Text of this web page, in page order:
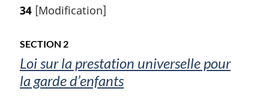
34 [Modification]
SECTION 2
Loi sur la prestation universelle pour
la garde d’enfants